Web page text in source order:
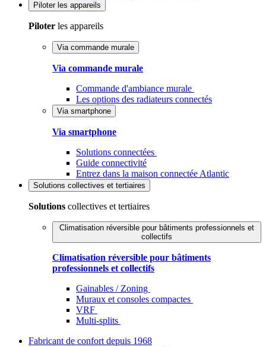
Piloter les appareils
Piloter les appareils
Via commande murale
Via commande murale
Commande d'ambiance murale
Les options des radiateurs connectés
Via smartphone
Via smartphone
Solutions connectées
Guide connectivité
Entrez dans la maison connectée Atlantic
Solutions collectives et tertiaires
Solutions collectives et tertiaires
Climatisation réversible pour bâtiments professionnels et
collectifs
Climatisation réversible pour bâtiments
professionnels et collectifs
Gainables / Zoning
Muraux et consoles compactes
VRF
Multi-splits
Fabricant de confort depuis 1968